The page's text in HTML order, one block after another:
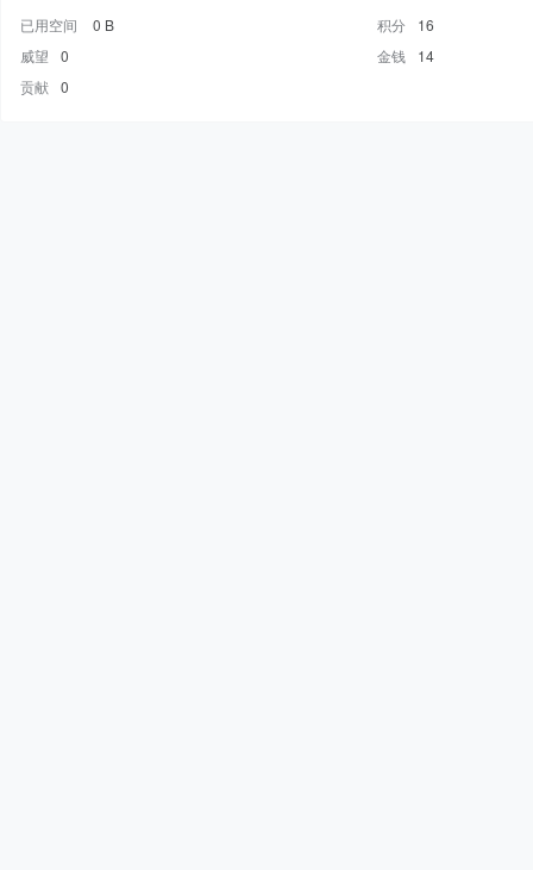
已用空间 0 B 积分
16
威望
0 金钱
14
贡献 0